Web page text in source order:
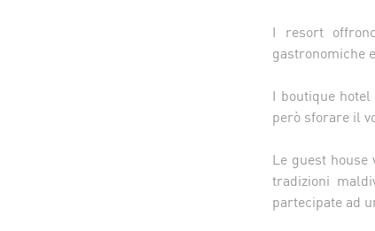
I resort
gastronomiche
I boutique
però sforare il
Le guest
tradizioni
partecipate ad